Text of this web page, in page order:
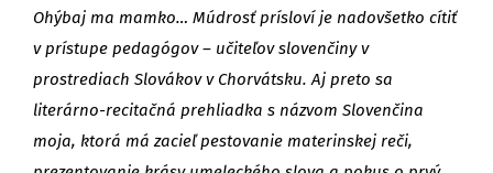
Ohýbaj ma mamko… Múdrosť prísloví je nadovšetko cítiť
v prístupe pedagógov – učiteľov slovenčiny v
prostrediach Slovákov v Chorvátsku. Aj preto sa
literárno-recitačná prehliadka s názvom Slovenčina
moja, ktorá má zacieľ pestovanie materinskej reči,